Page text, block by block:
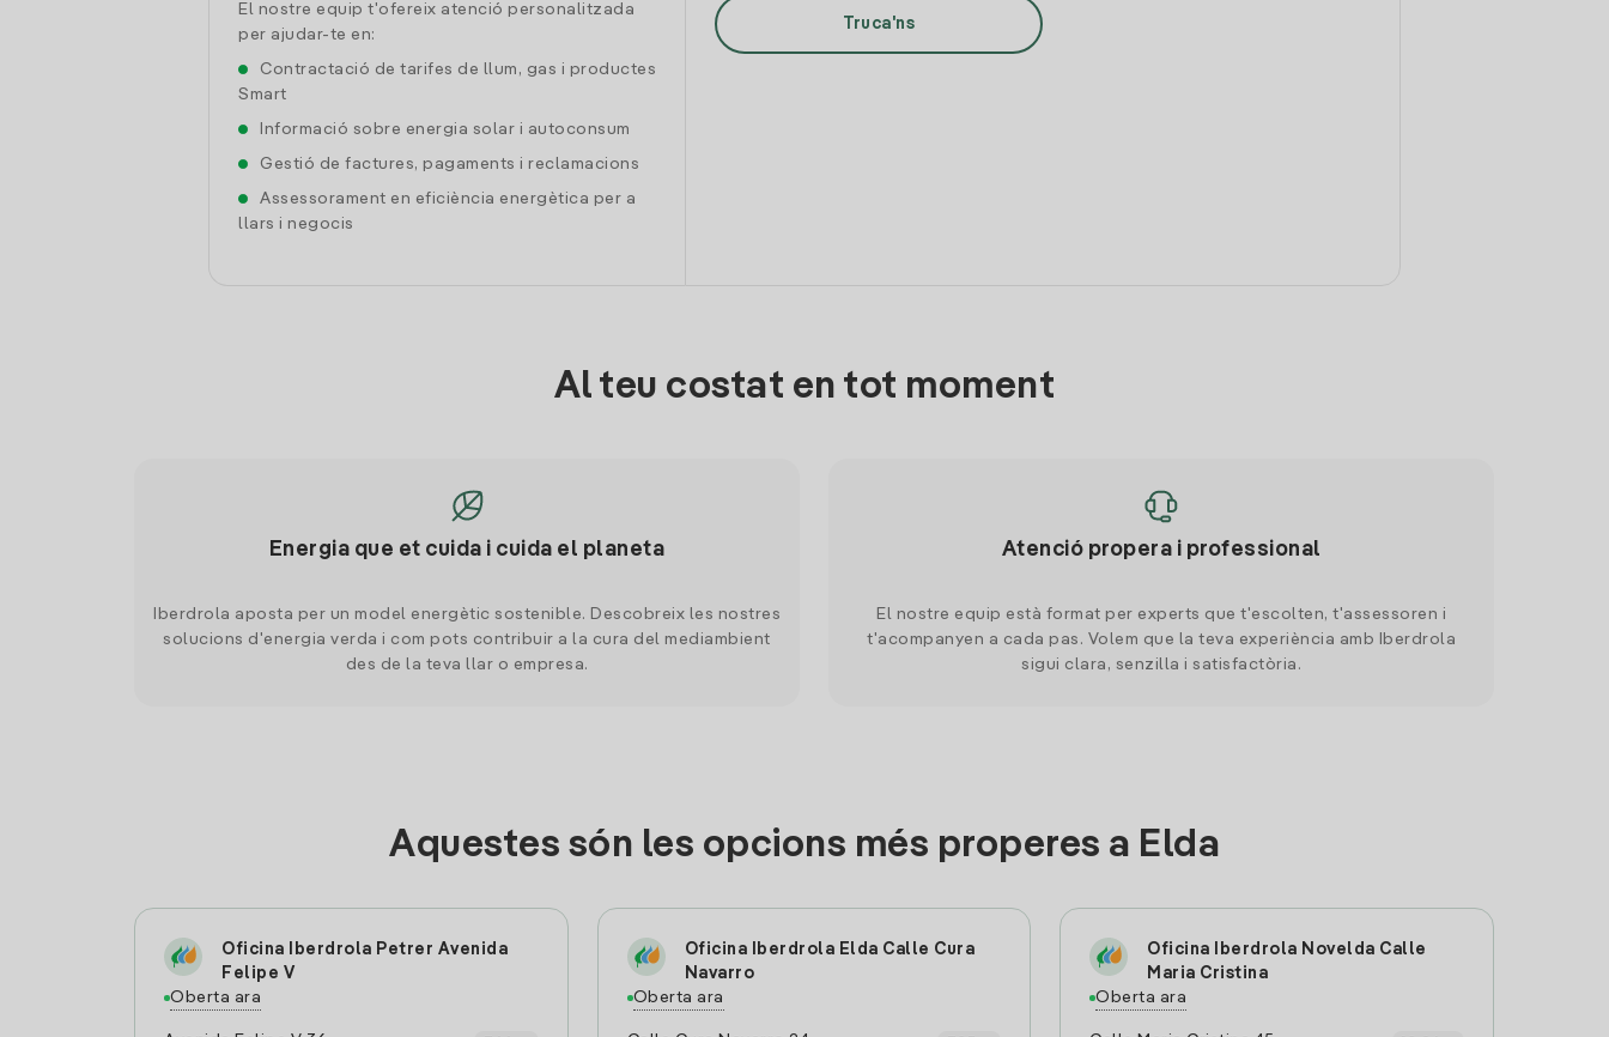
El nostre equip t'ofereix atenció personalitzada
per ajudar-te en:
Contractació de tarifes de llum, gas i productes
Smart
Informació sobre energia solar i autoconsum
Gestió de factures, pagaments i reclamacions
Assessorament en eficiència energètica per a
llars i negocis
Truca'ns
Al teu costat en tot moment
Energia que et cuida i cuida el planeta
Iberdrola aposta per un model energètic sostenible. Descobreix les nostres
solucions d'energia verda i com pots contribuir a la cura del mediambient
des de la teva llar o empresa.
Atenció propera i professional
El nostre equip està format per experts que t'escolten, t'assessoren i
t'acompanyen a cada pas. Volem que la teva experiència amb Iberdrola
sigui clara, senzilla i satisfactòria.
Aquestes són les opcions més properes a Elda
Oficina Iberdrola Petrer Avenida
Felipe V
Oberta ara
Oficina Iberdrola Elda Calle Cura
Navarro
Oberta ara
Oficina Iberdrola Novelda Calle
Maria Cristina
Oberta ara